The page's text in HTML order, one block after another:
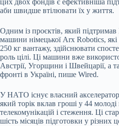
цих двох фондів є ефективніша
аби швидше втілювати їх у життя.
Одним із проєктів, який підтримав
машини німецької Arx Robotics,
250 кг вантажу, здійснювати
роль цілі. Ці машини вже
Австрії, Угорщини і Швейцарії, а
фронті в Україні, пише Wired.
У НАТО існує власний акселератор
який торік вклав гроші у 44 молоді
телекомунікацій і стеження. Ці
шість місяців підготовки у різних